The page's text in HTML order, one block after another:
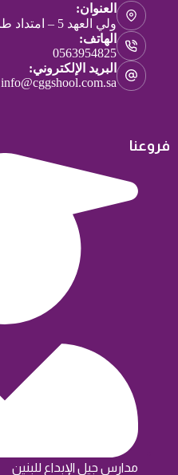
العنوان:
ولي العهد 5 – امتداد طريق إبراهيم الخليل
الهاتف:
0563954825
البريد الإلكتروني:
info@cggshool.com.sa
فروعنا
مدارس جيل الإبداع للبنين